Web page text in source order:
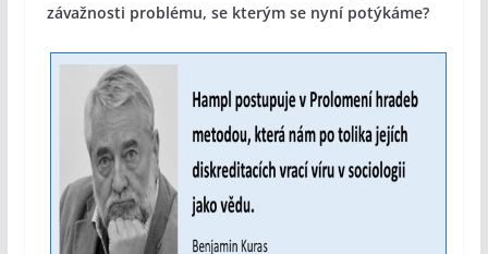
závažnosti problému, se kterým se nyní potýkáme?